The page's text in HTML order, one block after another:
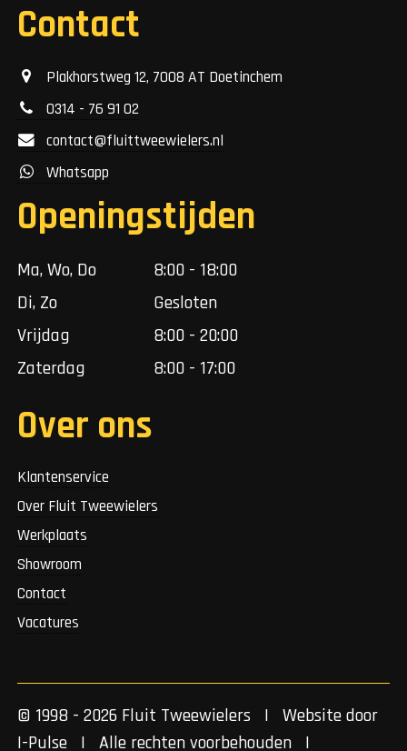
Contact
Plakhorstweg 12, 7008 AT Doetinchem
0314 - 76 91 02
contact@fluittweewielers.nl
Whatsapp
Openingstijden
Ma, Wo, Do
8:00 - 18:00
Di, Zo
Gesloten
Vrijdag
8:00 - 20:00
Zaterdag
8:00 - 17:00
Over ons
Klantenservice
Over Fluit Tweewielers
Werkplaats
Showroom
Contact
Vacatures
© 1998 - 2026 Fluit Tweewielers | Website door
I-Pulse | Alle rechten voorbehouden |